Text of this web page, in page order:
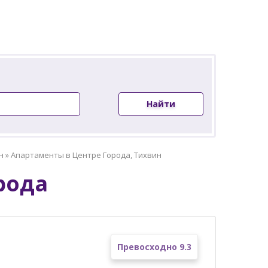
Найти
»Апартаменты в Центре Города, Тихвин
Превосходно 9.3